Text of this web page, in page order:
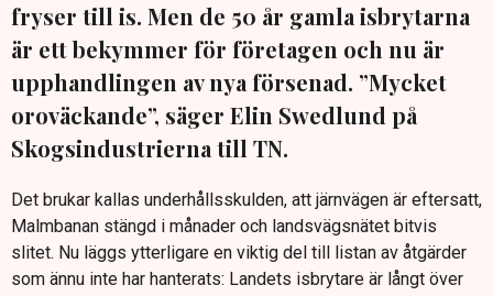
fryser till is. Men de 50 år gamla isbrytarna
är ett bekymmer för företagen och nu är
upphandlingen av nya försenad. ”Mycket
oroväckande”, säger Elin Swedlund på
Skogsindustrierna till TN.
Det brukar kallas underhållsskulden, att järnvägen är eftersatt,
Malmbanan stängd i månader och landsvägsnätet bitvis
slitet. Nu läggs ytterligare en viktig del till listan av åtgärder
som ännu inte har hanterats: Landets isbrytare är långt över